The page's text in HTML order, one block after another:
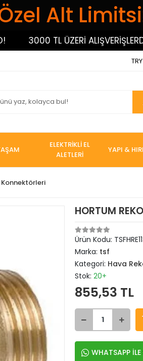
Alt
3000 TL ÜZERİ ALIŞVERİŞLERDE
ELEKTRİKLİ EL
ALETLERİ
YAPI &
Konnektörleri
HORTUM
Ürün Kodu:
Marka: tsf
Kategori: Hava
Stok: 20+
855,53 TL
WHATSAPP İLE